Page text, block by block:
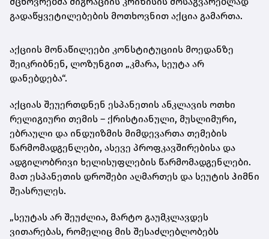
გადაწყვეტილებების მოთხოვნით აქცია გამართა.
აქციის მონაწილეები კონსტიტუციის მოედანზე
შეიკრიბნენ, ლოზუნგით „კმარა, სეუტა არ
დანებდება“.
აქციას შეუერთდნენ ესპანეთის ანკლავის ოთხი
რელიგიური თემის – ქრისტიანული, მუსლიმური,
ებრაული და ინდუიზმის მიმდევართა თემების
წარმომადგენლები, ასევე პროფკავშირებისა და
ადგილობრივი ხელისუფლების წარმომადგენლები.
მათ ესპანეთის დროშები აღმართეს და სეუტის ჰიმნი
შეასრულეს.
„სეუტას არ შეუძლია, მარტო გაუმკლავდეს
ვითარებას, რომელიც მის შესაძლებლობებს